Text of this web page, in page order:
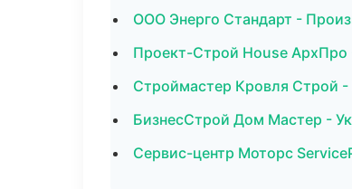
ООО Энерго Стандарт -
Проект-Строй House АрхПро
Строймастер Кровля Строй
БизнесСтрой Дом Мастер -
Сервис-центр Моторс